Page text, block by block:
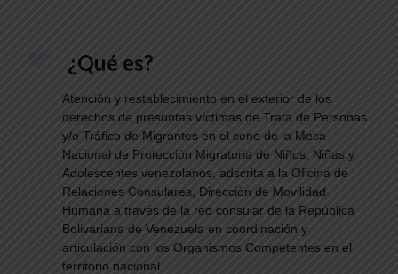
¿Qué es?
Atención y restablecimiento en el exterior de los
derechos de presuntas víctimas de Trata de Personas
y/o Tráfico de Migrantes en el seno de la Mesa
Nacional de Protección Migratoria de Niños, Niñas y
Adolescentes venezolanos, adscrita a la Oficina de
Relaciones Consulares, Dirección de Movilidad
Humana a través de la red consular de la República
Bolivariana de Venezuela en coordinación y
articulación con los Organismos Competentes en el
territorio nacional.